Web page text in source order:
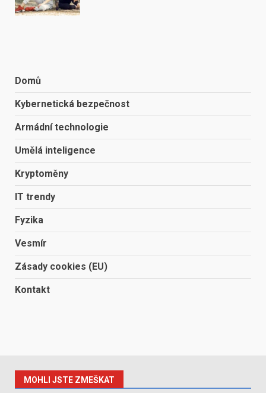
Domů
Kybernetická bezpečnost
Armádní technologie
Umělá inteligence
Kryptoměny
IT trendy
Fyzika
Vesmír
Zásady cookies (EU)
Kontakt
MOHLI JSTE ZMEŠKAT